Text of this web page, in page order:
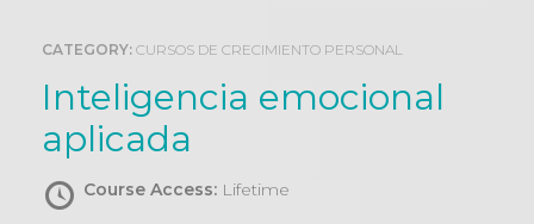
CATEGORY: CURSOS DE CRECIMIENTO PERSONAL
Inteligencia emocional
aplicada
Course Access: Lifetime